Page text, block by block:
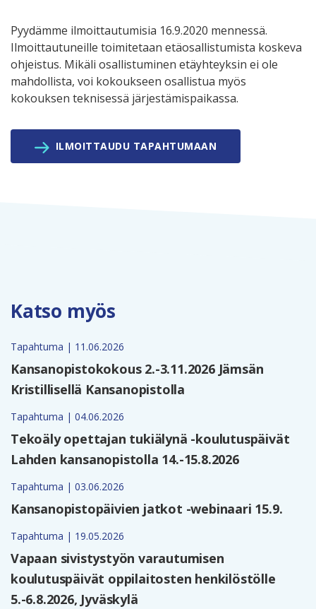
Pyydämme ilmoittautumisia 16.9.2020 mennessä.
Ilmoittautuneille toimitetaan etäosallistumista koskeva
ohjeistus. Mikäli osallistuminen etäyhteyksin ei ole
mahdollista, voi kokoukseen osallistua myös
kokouksen teknisessä järjestämispaikassa.
ILMOITTAUDU TAPAHTUMAAN
Katso myös
Tapahtuma | 11.06.2026
Kansanopistokokous 2.-3.11.2026 Jämsän
Kristillisellä Kansanopistolla
Tapahtuma | 04.06.2026
Tekoäly opettajan tukiälynä -koulutuspäivät
Lahden kansanopistolla 14.-15.8.2026
Tapahtuma | 03.06.2026
Kansanopistopäivien jatkot -webinaari 15.9.
Tapahtuma | 19.05.2026
Vapaan sivistystyön varautumisen
koulutuspäivät oppilaitosten henkilöstölle
5.-6.8.2026, Jyväskylä